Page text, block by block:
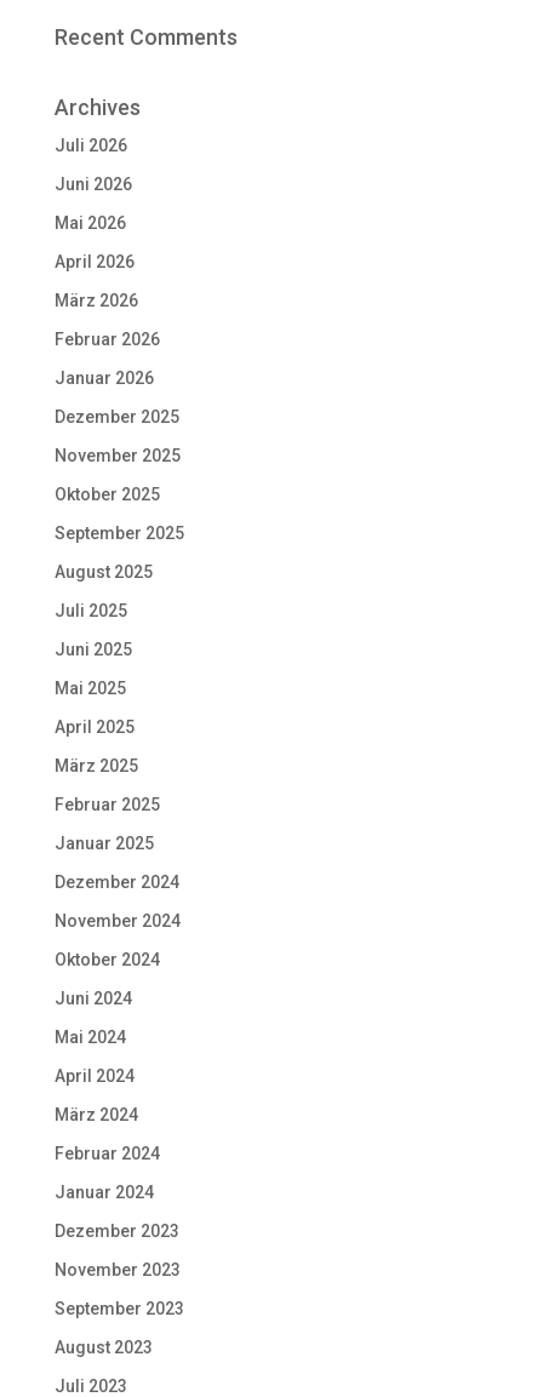
Recent Comments
Archives
Juli 2026
Juni 2026
Mai 2026
April 2026
März 2026
Februar 2026
Januar 2026
Dezember 2025
November 2025
Oktober 2025
September 2025
August 2025
Juli 2025
Juni 2025
Mai 2025
April 2025
März 2025
Februar 2025
Januar 2025
Dezember 2024
November 2024
Oktober 2024
Juni 2024
Mai 2024
April 2024
März 2024
Februar 2024
Januar 2024
Dezember 2023
November 2023
September 2023
August 2023
Juli 2023